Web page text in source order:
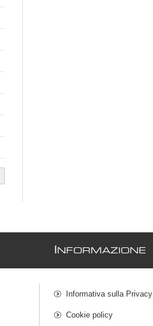
NFORMAZIONE
Informativa sulla Privacy
Cookie policy